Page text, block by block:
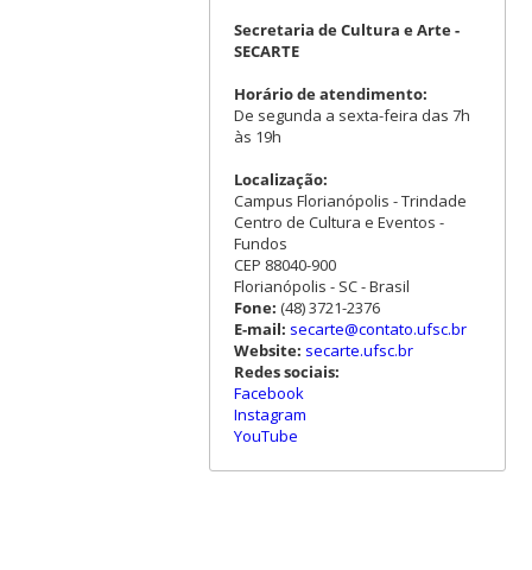
Secretaria de Cultura e Arte -
SECARTE
Horário de atendimento:
De segunda a sexta-feira das 7h
às 19h
Localização:
Campus Florianópolis - Trindade
Centro de Cultura e Eventos -
Fundos
CEP 88040-900
Florianópolis - SC - Brasil
Fone: (48) 3721-2376
E-mail: secarte@contato.ufsc.br
Website: secarte.ufsc.br
Redes sociais:
Facebook
Instagram
YouTube